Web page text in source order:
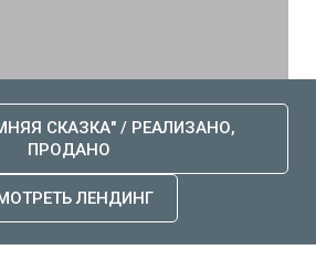
СКАЗКА" / РЕАЛИЗАНО,
ПРОДАНО
ЛЕНДИНГ